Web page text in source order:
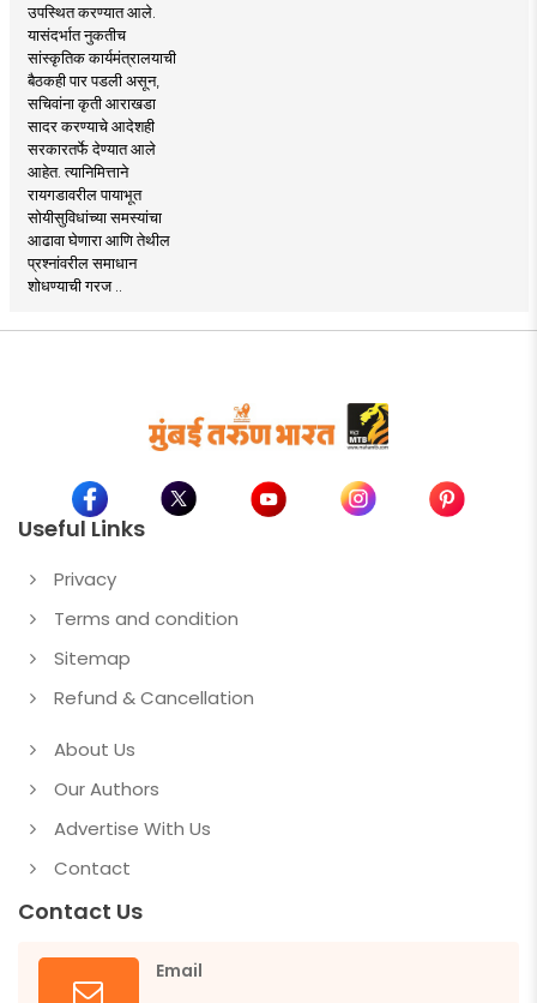
उपस्थित करण्यात आले.
यासंदर्भात नुकतीच
सांस्कृतिक कार्यमंत्रालयाची
बैठकही पार पडली असून,
सचिवांना कृती आराखडा
सादर करण्याचे आदेशही
सरकारतर्फे देण्यात आले
आहेत. त्यानिमित्ताने
रायगडावरील पायाभूत
सोयीसुविधांच्या समस्यांचा
आढावा घेणारा आणि तेथील
प्रश्नांवरील समाधान
शोधण्याची गरज ..
Useful Links
Privacy
Terms and condition
Sitemap
Refund & Cancellation
About Us
Our Authors
Advertise With Us
Contact
Contact Us
Email